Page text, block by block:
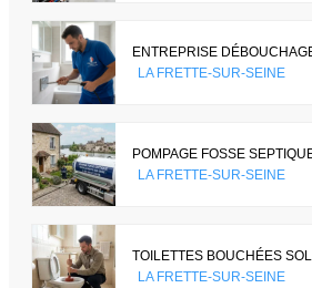
ENTREPRISE
LA FRETTE-SUR-SEINE
POMPAGE FOSSE
LA FRETTE-SUR-SEINE
TOILETTES BOUCHÉES
LA FRETTE-SUR-SEINE